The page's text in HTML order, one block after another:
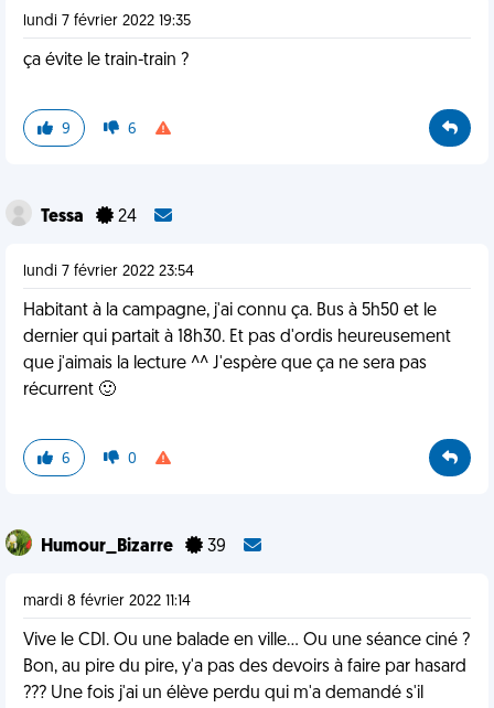
lundi 7 février 2022 19:35
ça évite le train-train ?
9 6
Tessa 24
lundi 7 février 2022 23:54
Habitant à la campagne, j'ai connu ça. Bus à 5h50 et le
dernier qui partait à 18h30. Et pas d'ordis heureusement
que j'aimais la lecture ^^ J'espère que ça ne sera pas
récurrent 🙂
6 0
Humour_Bizarre 39
mardi 8 février 2022 11:14
Vive le CDI. Ou une balade en ville... Ou une séance ciné ?
Bon, au pire du pire, y'a pas des devoirs à faire par hasard
??? Une fois j'ai un élève perdu qui m'a demandé s'il